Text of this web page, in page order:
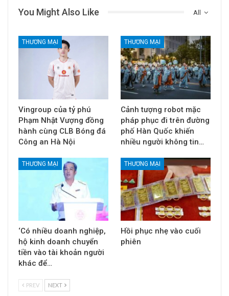
All
You Might Also Like
THƯƠNG MẠI
Vingroup của tỷ phú
Phạm Nhật Vượng đồng
hành cùng CLB Bóng đá
Công an Hà Nội
THƯƠNG MẠI
Cảnh tượng robot mặc
pháp phục đi trên đường
phố Hàn Quốc khiến
nhiều người không tin…
THƯƠNG MẠI
‘Có nhiều doanh nghiệp,
hộ kinh doanh chuyển
tiền vào tài khoản người
khác để…
THƯƠNG MẠI
Hồi phục nhẹ vào cuối
phiên
PREV NEXT